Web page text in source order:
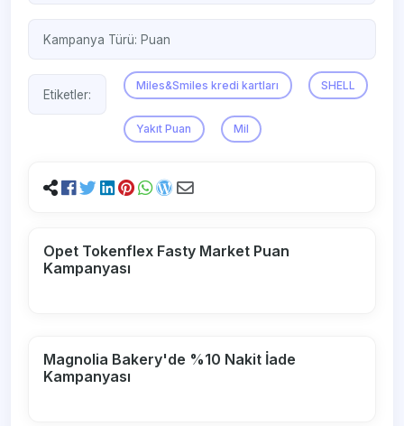
Kampanya Türü: Puan
Etiketler:
Miles&Smiles kredi kartları SHELL
Yakıt Puan Mil
Opet Tokenflex Fasty Market Puan
Kampanyası
Magnolia Bakery'de %10 Nakit İade
Kampanyası